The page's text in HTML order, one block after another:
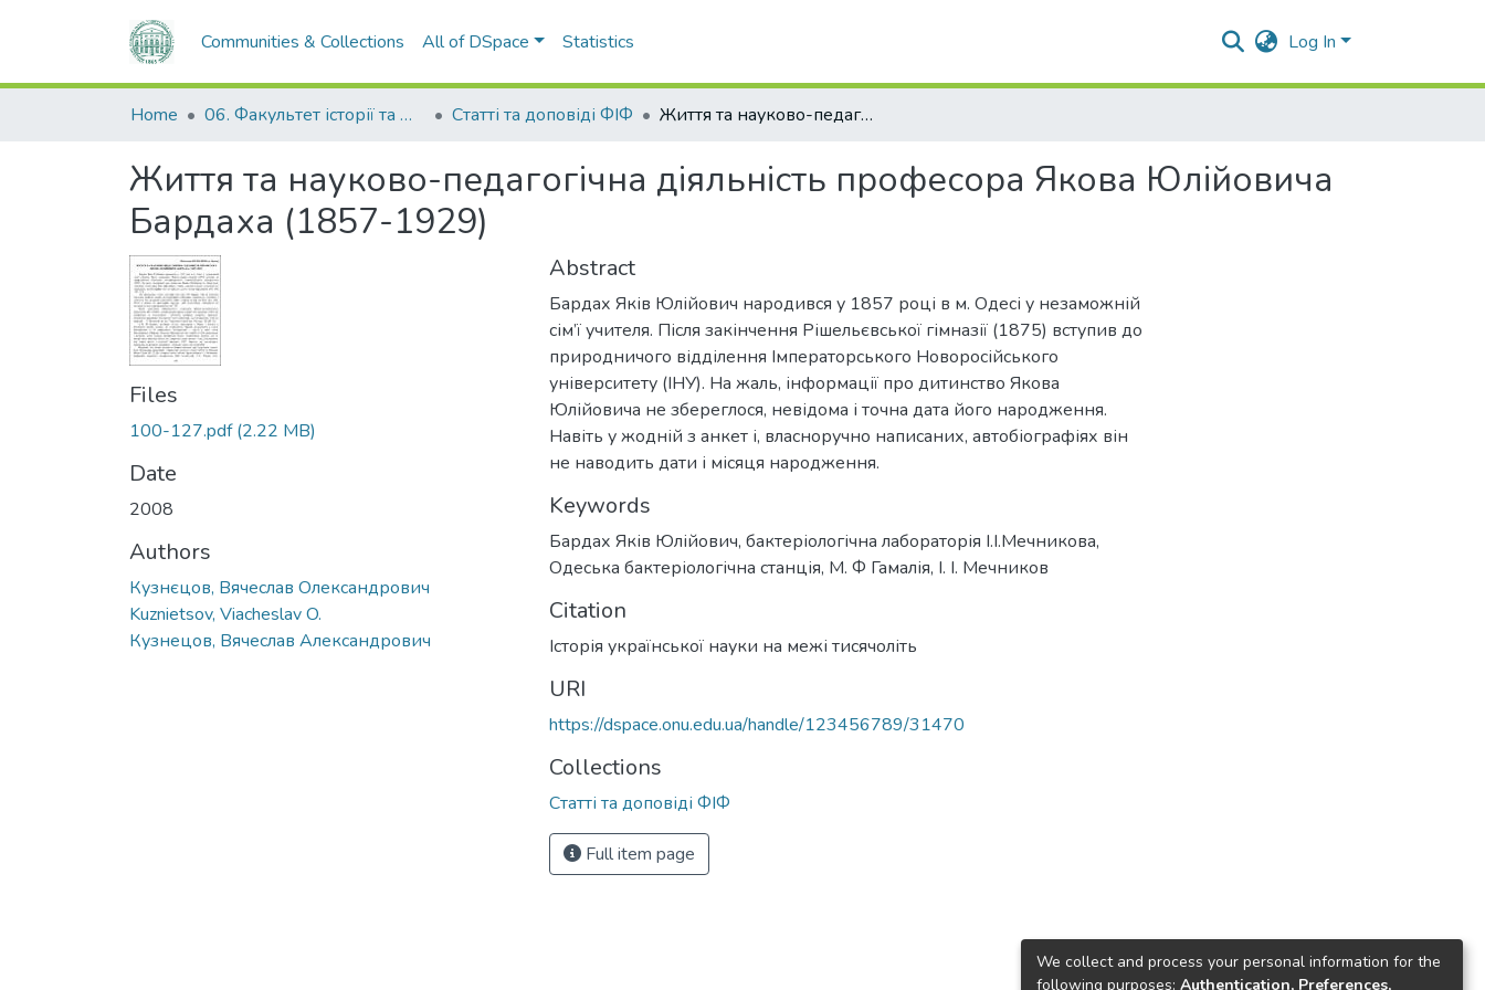
Communities & Collections All of DSpace Statistics Log In
Home 06. Факультет історії та філософії Статті та доповіді ФІФ Життя та науково-педагогічна діяльність професора Якова Юлійовича Бардаха (1857-1929)
Життя та науково-педагогічна діяльність професора Якова Юлійовича
Бардаха (1857-1929)
Files
100-127.pdf(2.22 MB)
Date
2008
Authors
Кузнєцов, Вячеслав Олександрович
Kuznietsov, Viacheslav O.
Кузнецов, Вячеслав Александрович
Abstract
Бардах Яків Юлійович народився у 1857 році в м. Одесі у незаможній
сім’ї учителя. Після закінчення Рішельєвської гімназії (1875) вступив до
природничого відділення Імператорського Новоросійського
університету (ІНУ). На жаль, інформації про дитинство Якова
Юлійовича не збереглося, невідома і точна дата його народження.
Навіть у жодній з анкет і, власноручно написаних, автобіографіях він
не наводить дати і місяця народження.
Keywords
Бардах Яків Юлійович, бактеріологічна лабораторія І.І.Мечникова,
Одеська бактеріологічна станція, М. Ф Гамалія, І. І. Мечников
Citation
Історія української науки на межі тисячоліть
URI
https://dspace.onu.edu.ua/handle/123456789/31470
Collections
Статті та доповіді ФІФ
Full item page
We collect and process your personal information for the
following purposes: Authentication, Preferences,